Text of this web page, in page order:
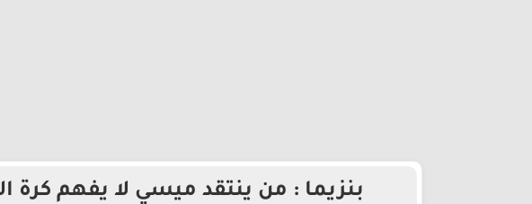
بنزيما : من ينتقد ميسي لا يفهم كرة